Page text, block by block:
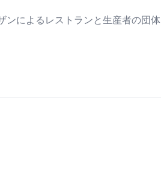
ンによるレストランと生産者の団体